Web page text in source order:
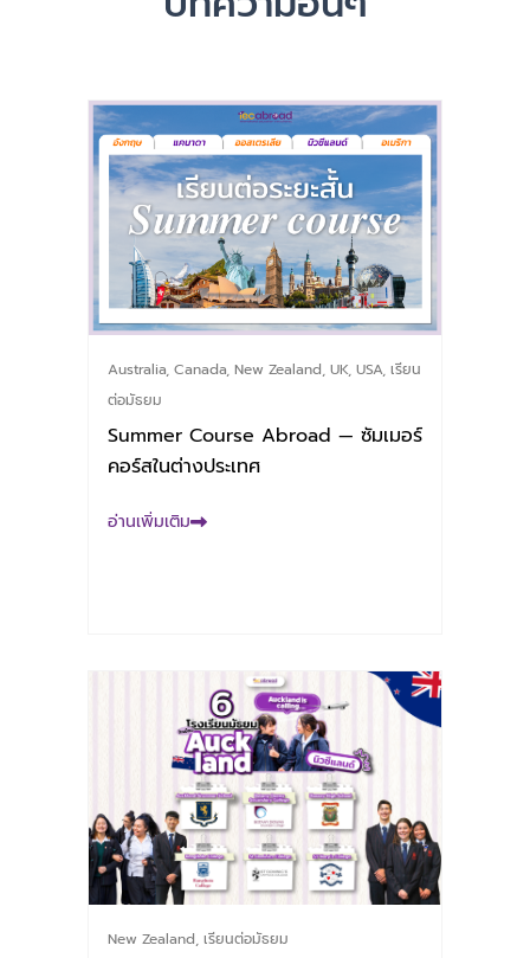
Australia, Canada, New Zealand, UK, USA, เรียน
ต่อมัธยม
Summer Course Abroad — ซัมเมอร์
คอร์สในต่างประเทศ
อ่านเพิ่มเติม
New Zealand, เรียนต่อมัธยม